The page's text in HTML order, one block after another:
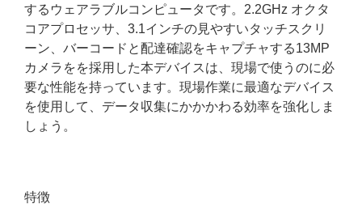
するウェアラブルコンピュータです。2.2GHz オクタ
コアプロセッサ、3.1インチの見やすいタッチスクリ
ーン、バーコードと配達確認をキャプチャする13MP
カメラをを採用した本デバイスは、現場で使うのに必
要な性能を持っています。現場作業に最適なデバイス
を使用して、データ収集にかかかわる効率を強化しま
しょう。
特徴